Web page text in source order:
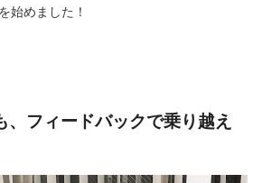
始めました！
、フィードバックで乗り越え